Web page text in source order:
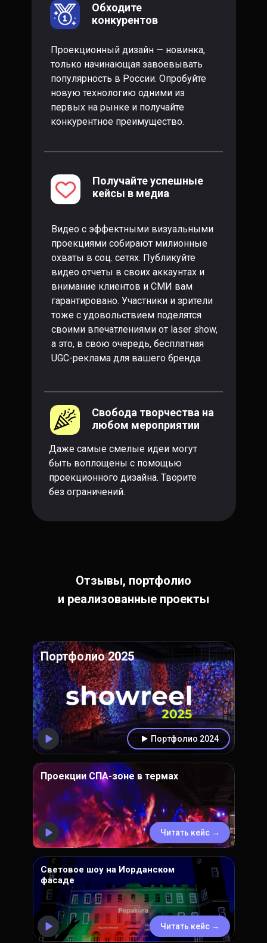
Обходите
конкурентов
Получайте успешные
кейсы в медиа
Свобода творчества на
любом мероприятии
Проекционный дизайн — новинка,
только начинающая завоевывать
популярность в России. Опробуйте
новую технологию одними из
первых на рынке и получайте
конкурентное преимущество.
Видео с эффектными визуальными
проекциями собирают милионные
охваты в соц. сетях. Публикуйте
видео отчеты в своих аккаунтах и
внимание клиентов и СМИ вам
гарантировано. Участники и зрители
тоже с удовольствием поделятся
своими впечатлениями от laser show,
а это, в свою очередь, бесплатная
UGC-реклама для вашего бренда.
Даже самые смелые идеи могут
быть воплощены с помощью
проекционного дизайна. Творите
без ограничений.
Отзывы, портфолио
и реализованные проекты
Портфолио 2025
Проекции СПА-зоне в термах
Световое шоу на Иорданском
фасаде
Читать кейс →
Портфолио 2024
Читать кейс →